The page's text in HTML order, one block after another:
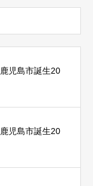
児島市誕生20
児島市誕生20